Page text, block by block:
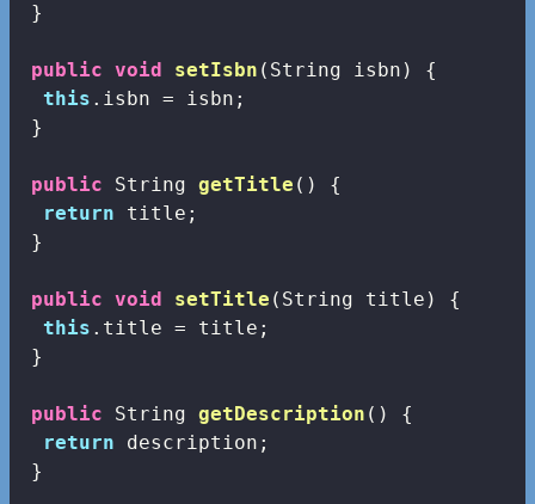
}
public void setIsbn (String isbn)
{
this .isbn = isbn;
}
public String getTitle ()
{
return title;
}
public void setTitle (String title)
{
this .title = title;
}
public String getDescription ()
{
return description;
}